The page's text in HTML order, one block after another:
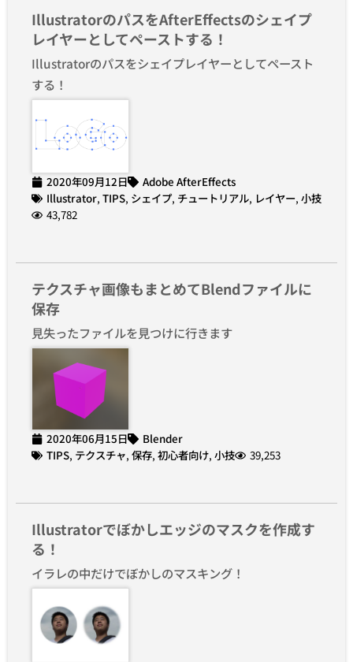
IllustratorのパスをAfterEffectsのシェイプ
レイヤーとしてペーストする！
Illustratorのパスをシェイプレイヤーとしてペースト
する！
2020年09月12日
Adobe AfterEffects
Illustrator, TIPS, シェイプ, チュートリアル, レイヤー, 小技
43,782
テクスチャ画像もまとめてBlendファイルに
保存
見失ったファイルを見つけに行きます
2020年06月15日
Blender
TIPS, テクスチャ, 保存, 初心者向け, 小技 39,253
Illustratorでぼかしエッジのマスクを作成す
る！
イラレの中だけでぼかしのマスキング！